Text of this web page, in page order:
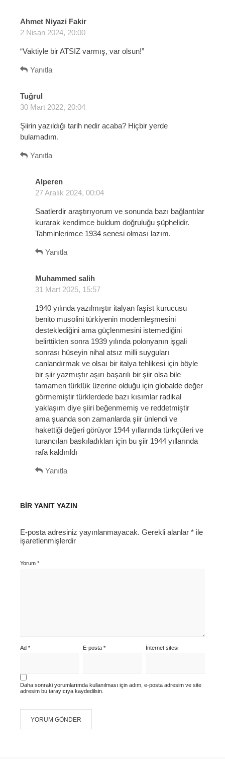
Ahmet Niyazi Fakir
i
2 Nisan 2024, 20:00
“Vaktiyle bir ATSIZ varmış, var olsun!”
Yanıtla
Tuğrul
e
i
k
30 Mart 2022, 20:04
Şiirin yazıldığı tarih nedir acaba? Hiçbir yerde
bulamadım.
Yanıtla
Alperen
e
i
k
i
:
27 Aralık 2024, 00:04
Saatlerdir araştırıyorum ve sonunda bazı bağlantılar
kurarak kendimce buldum doğruluğu şüphelidir.
Tahminlerimce 1934 senesi olması lazım.
Yanıtla
Muhammed salih
e
i
k
i
:
31 Mart 2025, 15:57
1940 yılında yazılmıştır italyan faşist kurucusu
benito musolini türkiyenin modernleşmesini
desteklediğini ama güçlenmesini istemediğini
belirttikten sonra 1939 yılında polonyanın işgali
sonrası hüseyin nihal atsız milli suyguları
canlandırmak ve olsaı bir italya tehlikesi için böyle
bir şiir yazmıştır aşırı başarılı bir şiir olsa bile
tamamen türklük üzerine olduğu için globalde değer
görmemiştir türklerdede bazı kısımlar radikal
yaklaşım diye şiiri beğenmemiş ve reddetmiştir
ama şuanda son zamanlarda şiir ünlendi ve
hakettiği değeri görüyor 1944 yıllarında türkçüleri ve
turancıları baskıladıkları için bu şiir 1944 yıllarında
rafa kaldırıldı
Yanıtla
BIR YANIT YAZIN
E-posta adresiniz yayınlanmayacak. Gerekli alanlar * ile
işaretlenmişlerdir
Yorum *
Ad * E-posta* İnternet sitesi
Daha sonraki yorumlarımda kullanılması için adım, e-posta adresim ve site
adresim bu tarayıcıya kaydedilsin.